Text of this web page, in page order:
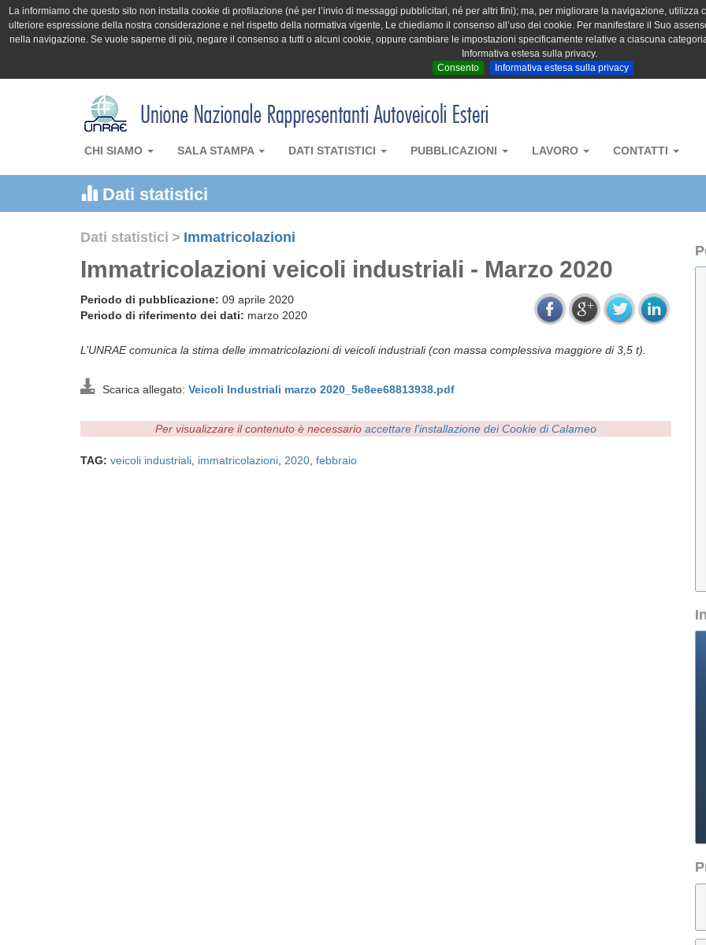
La informiamo che questo sito non installa cookie di profilazione (né per l’invio di messaggi pubblicitari, né per altri fini); ma, per migliorare la navigazione,
ulteriore espressione della nostra considerazione e nel rispetto della normativa vigente, Le chiediamo il consenso all’uso dei cookie. Per manifestare il Suo
nella navigazione. Se vuole saperne di più, negare il consenso a tutti o alcuni cookie, oppure cambiare le impostazioni specificamente relative a ciascuna
Informativa estesa sulla privacy.
Consento
Informativa estesa sulla privacy
CHI SIAMO SALA STAMPA DATI STATISTICI PUBBLICAZIONI LAVORO CONTATTI
Dati statistici
Dati statistici > Immatricolazioni
Immatricolazioni veicoli industriali - Marzo 2020
Periodo di pubblicazione: 09 aprile 2020
Periodo di riferimento dei dati: marzo 2020
L’UNRAE comunica la stima delle immatricolazioni di veicoli industriali (con massa complessiva maggiore di 3,5 t).
Scarica allegato: Veicoli Industriali marzo 2020_5e8ee68813938.pdf
Per visualizzare il contenuto è necessario accettare l'installazione dei Cookie di Calameo
TAG: veicoli industriali immatricolazioni 2020 febbraio